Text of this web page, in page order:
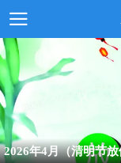
2026年4月（清明节